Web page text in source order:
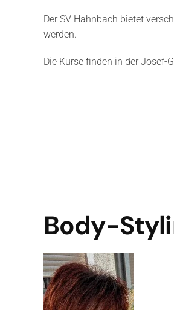
Der SV Hahnbach bietet
werden.
Die Kurse finden in der Josef-
Body-